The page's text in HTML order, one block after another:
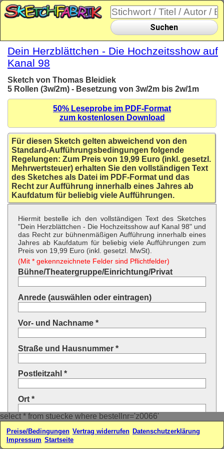
select * from stuecke where bestellnr='z0066'
Suchen
Dein Herzblättchen - Die Hochzeitsshow auf
Kanal 98
Sketch von Thomas Bleidiek
5 Rollen (3w/2m) - Besetzung von 3w/2m bis 2w/1m
50% Leseprobe im PDF-Format
zum kostenlosen Download
Für diesen Sketch gelten abweichend von den
Standard-Aufführungsbedingungen folgende
Regelungen: Zum Preis von 19,99 Euro (inkl. gesetzl.
Mehrwertsteuer) erhalten Sie den vollständigen Text
des Sketches als Datei im PDF-Format und das
Recht zur Aufführung innerhalb eines Jahres ab
Kaufdatum für beliebig viele Aufführungen.
Hiermit bestelle ich den vollständigen Text des Sketches
"Dein Herzblättchen - Die Hochzeitsshow auf Kanal 98" und
das Recht zur bühnenmäßigen Aufführung innerhalb eines
Jahres ab Kaufdatum für beliebig viele Aufführungen zum
Preis von 19,99 Euro (inkl. gesetzl. MwSt).
(Mit * gekennzeichnete Felder sind Pflichtfelder)
Bühne/Theatergruppe/Einrichtung/Privat
Anrede (auswählen oder eintragen)
Vor- und Nachname *
Straße und Hausnummer *
Postleitzahl *
Ort *
Preise/Bedingungen Vertrag widerrufen Datenschutzerklärung
Impressum Startseite